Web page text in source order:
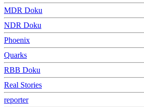
MDR Doku
NDR Doku
Phoenix
Quarks
RBB Doku
Real Stories
reporter